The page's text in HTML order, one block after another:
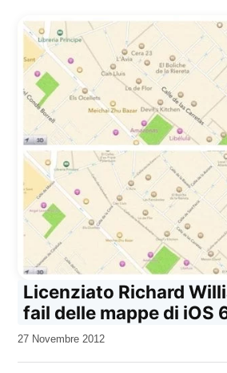
Licenziato Richard
fail delle mappe di iOS
da
27 Novembre 2012